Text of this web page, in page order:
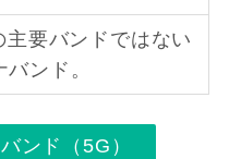
主要バンドではない
ンド。
ンド（5G）